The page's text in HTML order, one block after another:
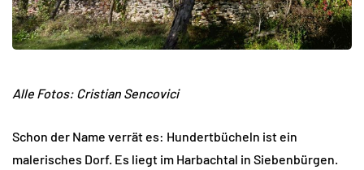
Alle Fotos: Cristian Sencovici
Schon der Name verrät es: Hundertbücheln ist ein
malerisches Dorf. Es liegt im Harbachtal in Siebenbürgen.